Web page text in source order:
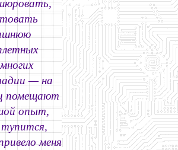
— на
помещают
опыт,
меня